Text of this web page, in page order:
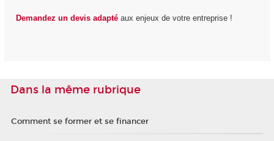
Demandez un devis adaptéaux enjeux de votre entreprise !
Dans la même rubrique
Comment se former et se financer